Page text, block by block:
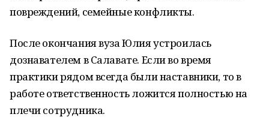
повреждений, семейные конфликты.
После окончания вуза Юлия устроилась
дознавателем в Салавате. Если во время
практики рядом всегда были наставники, то в
работе ответственность ложится полностью на
плечи сотрудника.